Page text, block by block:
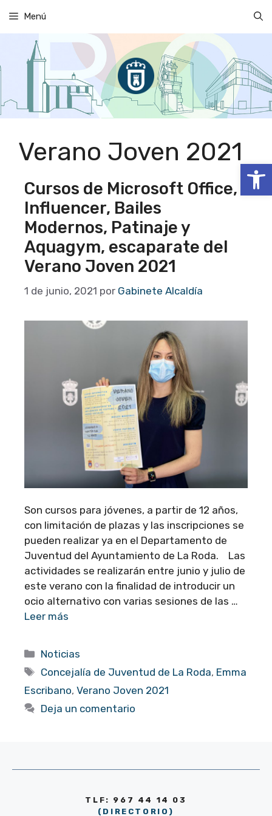
Abrir
contenido
Menú
Verano Joven 2021
Cursos de Microsoft Office,
Influencer, Bailes
Modernos, Patinaje y
Aquagym, escaparate del
Verano Joven 2021
1 de junio, 2021 por Gabinete Alcaldía
Son cursos para jóvenes, a partir de 12 años,
con limitación de plazas y las inscripciones se
pueden realizar ya en el Departamento de
Juventud del Ayuntamiento de La Roda. Las
actividades se realizarán entre junio y julio de
este verano con la finalidad de introducir un
ocio alternativo con varias sesiones de las …
Leer más
Categorías
Noticias
Etiquetas
Concejalía de Juventud de La Roda, Emma
Escribano, Verano Joven 2021
Deja un comentario
TLF: 967 44 14 03
(DIRECTORIO)